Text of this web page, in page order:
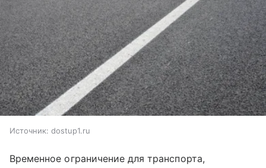
Источник: dostup1.ru
Временное ограничение для транспорта,